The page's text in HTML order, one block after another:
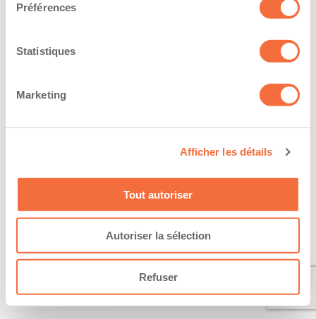
Préférences
Statistiques
Marketing
Afficher les détails
Tout autoriser
Autoriser la sélection
Refuser